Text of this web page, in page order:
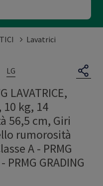
Lavatrici
LG
LAVATRICE,
kg, 14
56,5 cm, Giri
rumorosità
A - PRMG
- PRMG GRADING